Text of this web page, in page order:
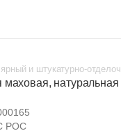
и штукатурно-
маховая,
РОС